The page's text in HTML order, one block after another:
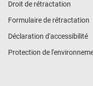
Droit de rétractation
Formulaire de rétractation
Déclaration d'accessibilité
Protection de